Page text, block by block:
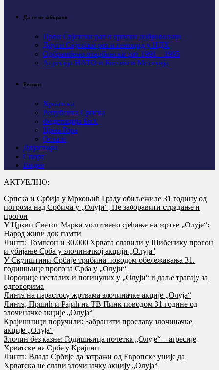
Да се не заборави
Први Свјeтски рат и српски добровољци
Други Свјетски рат и геноцид у НДХ
Одбрамбено отаџбински рат 1991 – 1995
Агресија НАТО и Косово и Метохија
Регион
Хрватска
Република Српска
Федерација БиХ
Црна Гора
Остало
Дијаспора
Спорт
Видео
АКТУЕЛНО:
Српска и Србија у Мркоњић Граду обиљежиле 31 годину од
погрома над Србима у „Олуји“; Не заборавити страдање и
прогон
У Цркви Светог Марка молитвено сјећање на жртве „Олује“:
Народ живи док памти
Линта: Томпсон и 30.000 Хрвата славили у Шибенику прогон
и убијање Срба у злочиначкој акцији „Олуја”
У Скупштини Србије трибина поводом обележавања 31.
годишњице прогона Срба у „Олуји“
Породице несталих и погинулих у „Олуји“ и даље трагају за
одговорима
Линта на парастосу жртвама злочиначке акције „Олуја“
Линта, Пршић и Рајић на ТВ Пинк поводом 31 године од
злочиначке акције „Олуја“
Крајишници поручили: Забранити прославу злочиначке
акције „Олуја“
Злочин без казне: Годишњица почетка „Олује“ – агресије
Хрватске на Србе у Крајини
Линта: Влада Србије да затражи од Европске уније да
Хрватска не слави злочиначку акцију „Олуја“